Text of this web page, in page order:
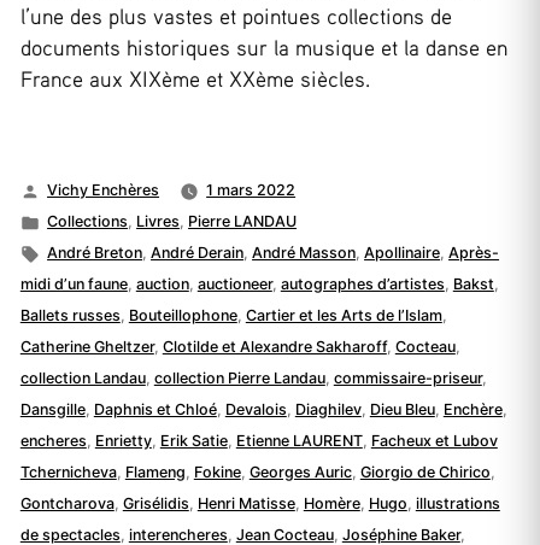
l’une des plus vastes et pointues collections de
documents historiques sur la musique et la danse en
France aux XIXème et XXème siècles.
Publié
par
Vichy Enchères
1 mars 2022
Publié
dans
Collections Livres Pierre LANDAU
Étiquettes :
André Breton ,André Derain ,André Masson ,Apollinaire ,Après-
midi d’un faune, auction, auctioneer, autographes d’artistes Bakst
Ballets russes Bouteillophone, Cartier et les Arts de l’Islam,
Catherine Gheltzer, Clotilde et Alexandre Sakharoff, Cocteau,
collection Landau, collection Pierre Landau, commissaire-priseur,
Dansgille, Daphnis et Chloé, Devalois Diaghilev, Dieu Bleu, Enchère,
encheres Enrietty, Erik Satie, Etienne LAURENT, Facheux et Lubov
Tchernicheva, Flameng Fokine, Georges Auric, Giorgio de Chirico
Gontcharova, Grisélidis Henri Matisse, Homère, Hugo illustrations
de spectacles interencheres Jean Cocteau, Joséphine Baker,